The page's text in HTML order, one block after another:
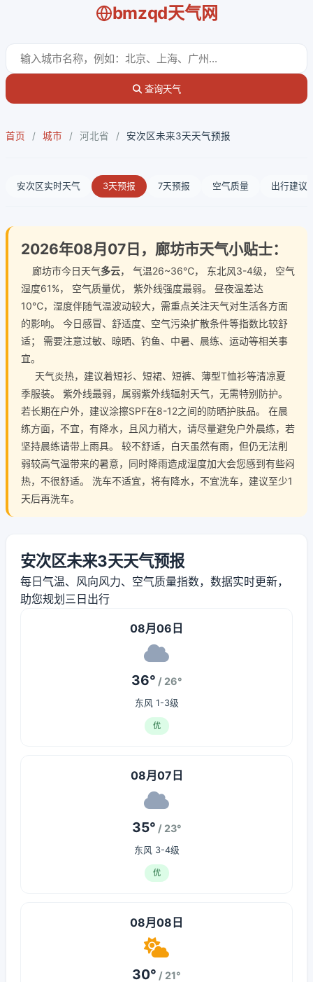
bmzqd天气网
查询天气
首页 / 城市 / 河北省 / 安次区未来3天天气预报
安次区实时天气 3天预报 7天预报 空气质量 出行建议
2026年08月07日，廊坊市天气小贴士：
廊坊市今日天气多云， 气温26~36℃， 东北风3-4级， 空气
湿度61%， 空气质量优， 紫外线强度最弱。 昼夜温差达
10℃，湿度伴随气温波动较大，需重点关注天气对生活各方面
的影响。 今日感冒、舒适度、空气污染扩散条件等指数比较舒
适； 需要注意过敏、晾晒、钓鱼、中暑、晨练、运动等相关事
宜。
天气炎热，建议着短衫、短裙、短裤、薄型T恤衫等清凉夏
季服装。 紫外线最弱，属弱紫外线辐射天气，无需特别防护。
若长期在户外，建议涂擦SPF在8-12之间的防晒护肤品。 在晨
练方面，不宜，有降水，且风力稍大，请尽量避免户外晨练，若
坚持晨练请带上雨具。 较不舒适，白天虽然有雨，但仍无法削
弱较高气温带来的暑意，同时降雨造成湿度加大会您感到有些闷
热，不很舒适。 洗车不适宜，将有降水，不宜洗车，建议至少1
天后再洗车。
安次区未来3天天气预报
每日气温、风向风力、空气质量指数，数据实时更新，
助您规划三日出行
08月06日
36° / 26°
东风 1-3级
优
08月07日
35° / 23°
东风 3-4级
优
08月08日
30° / 21°